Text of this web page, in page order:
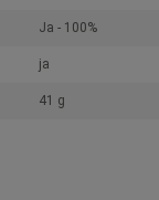
Ja - 100%
ja
41 g